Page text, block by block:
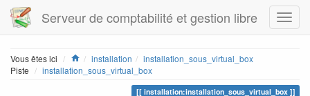
Serveur de comptabilité et gestion libre
Vous êtes ici Home
installation
installation_sous_virtual_box
Piste
installation_sous_virtual_box
installation:installation_sous_virtual_box